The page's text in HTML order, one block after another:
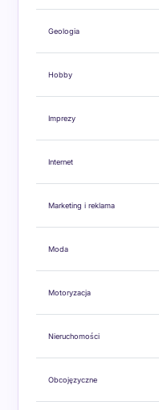
Geologia
Hobby
Imprezy
Internet
Marketing i reklama
Moda
Motoryzacja
Nieruchomości
Obcojęzyczne